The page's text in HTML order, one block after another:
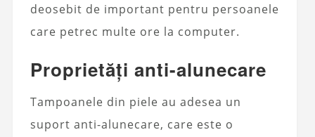
deosebit de important pentru persoanele
care petrec multe ore la computer.
Proprietăți anti-alunecare
Tampoanele din piele au adesea un
suport anti-alunecare, care este o